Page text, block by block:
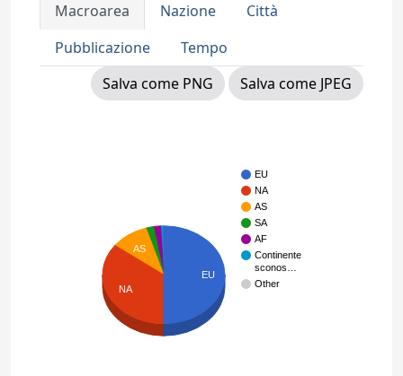
Macroarea Nazione
Città
Pubblicazione
Tempo
Salva come PNG
Salva come JPEG
EU
NA
AS
SA
AF
Continente
sconos…
Other
AS
NA
EU